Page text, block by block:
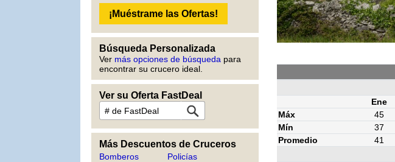
Búsqueda Personalizada
Ver más opciones de búsqueda para
encontrar su crucero ideal.
Ver su Oferta FastDeal
Más Descuentos de Cruceros
Bomberos
Policías
Ene
Máx
45
Mín
37
Promedio
41